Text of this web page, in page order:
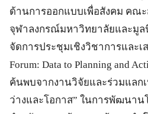
ด้านการออกแบบเพื่อสังคม คณ
จุฬาลงกรณ์มหาวิทยาลัยและมูล
จัดการประชุมเชิงวิชาการและเ
Forum: Data to Planning and
ค้นพบจากงานวิจัยและร่วมแลก
ว่างและโอกาส” ในการพัฒนา